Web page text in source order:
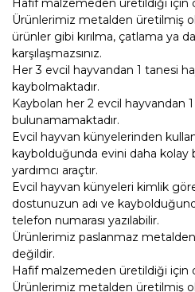
Hafif malzemeden üretildiği için
Ürünlerimiz metalden üretilmiş
ürünler gibi kırılma, çatlama ya
karşılaşmazsınız.
Her 3 evcil hayvandan 1 tanesi
kaybolmaktadır.
Kaybolan her 2 evcil hayvandan
bulunamamaktadır.
Evcil hayvan künyelerinden
kaybolduğunda evini daha kolay
yardımcı araçtır.
Evcil hayvan künyeleri kimlik
dostunuzun adı ve
telefon numarası yazılabilir.
Ürünlerimiz paslanmaz
değildir.
Hafif malzemeden üretildiği için
Ürünlerimiz metalden üretilmiş